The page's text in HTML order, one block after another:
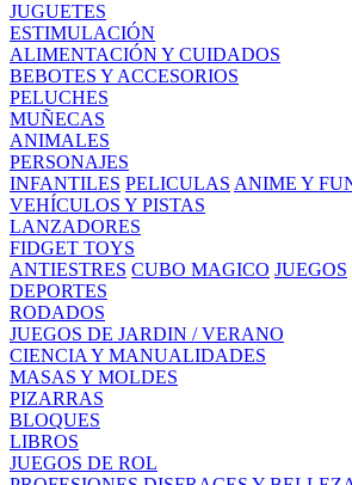
JUGUETES
ESTIMULACIÓN
ALIMENTACIÓN Y CUIDADOS
BEBOTES Y ACCESORIOS
PELUCHES
MUÑECAS
ANIMALES
PERSONAJES
INFANTILES PELICULAS ANIME Y
VEHÍCULOS Y PISTAS
LANZADORES
FIDGET TOYS
ANTIESTRES CUBO MAGICO JUEGOS
DEPORTES
RODADOS
JUEGOS DE JARDIN / VERANO
CIENCIA Y MANUALIDADES
MASAS Y MOLDES
PIZARRAS
BLOQUES
LIBROS
JUEGOS DE ROL